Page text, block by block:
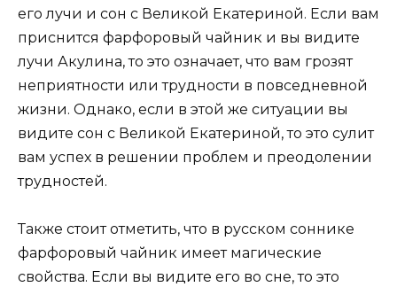
его лучи и сон с Великой Екатериной. Если вам
приснится фарфоровый чайник и вы видите
лучи Акулина, то это означает, что вам грозят
неприятности или трудности в повседневной
жизни. Однако, если в этой же ситуации вы
видите сон с Великой Екатериной, то это сулит
вам успех в решении проблем и преодолении
трудностей.
Также стоит отметить, что в русском соннике
фарфоровый чайник имеет магические
свойства. Если вы видите его во сне, то это